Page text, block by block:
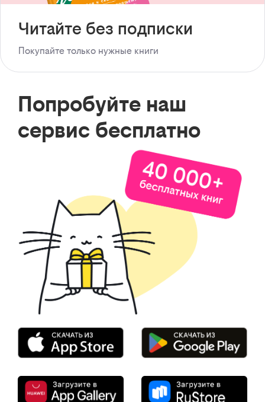
Читайте без подписки
Покупайте только нужные книги
Попробуйте наш
сервис бесплатно